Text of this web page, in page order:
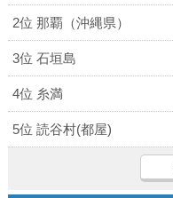
2位 那覇（沖縄県）
3位 石垣島
4位 糸満
5位 読谷村(都屋)